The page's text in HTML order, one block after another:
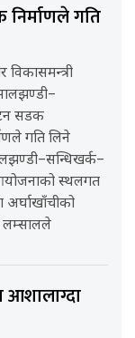
गति
विकासमन्त्री
सडक
गति लिने
स्थलगत
लम्सालले
आशालाग्दा